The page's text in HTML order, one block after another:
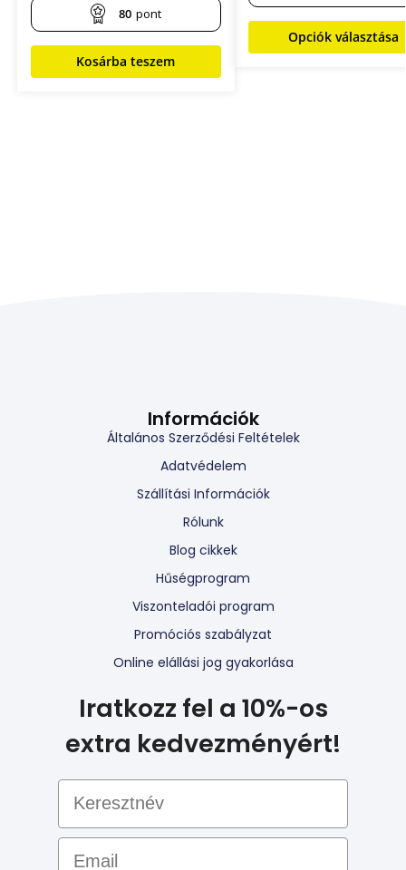
80 pont
Kosárba teszem
Opciók választása
Információk
Általános Szerződési Feltételek
Adatvédelem
Szállítási Információk
Rólunk
Blog cikkek
Hűségprogram
Viszonteladói program
Promóciós szabályzat
Online elállási jog gyakorlása
Iratkozz fel a 10%-os
extra kedvezményért!
Email